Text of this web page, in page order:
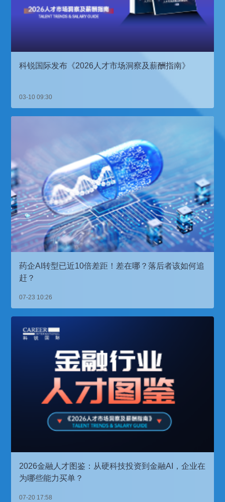
科锐国际发布《2026人才市场洞察及薪酬指南》
03-10 09:30
药企AI转型已近10倍差距！差在哪？落后者该如何追
赶？
07-23 10:26
2026金融人才图鉴：从硬科技投资到金融AI，企业在
为哪些能力买单？
07-20 17:58